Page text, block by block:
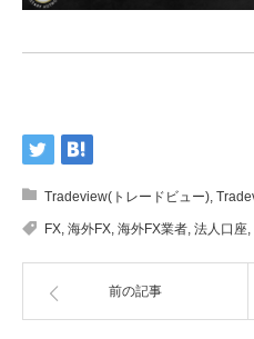
Tradeview(トレードビュー),
FX, 海外FX, 海外FX業者, 法人口座,
前の記事